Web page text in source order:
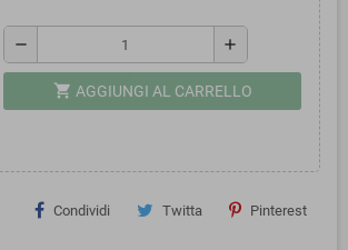
remove add
shopping_cart AGGIUNGI AL CARRELLO
Condividi Twitta Pinterest